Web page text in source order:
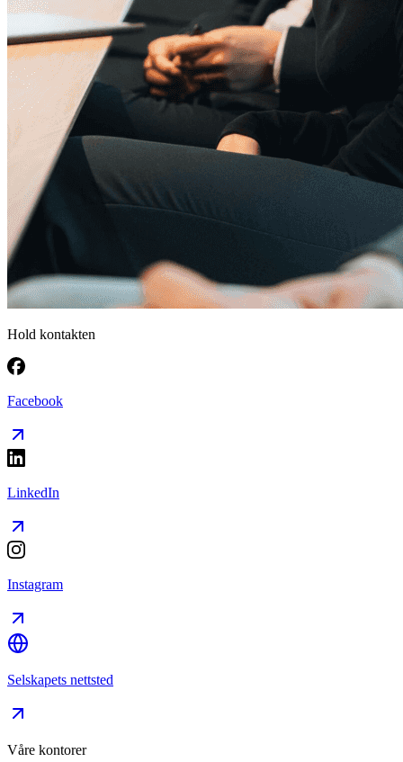
Hold kontakten
Facebook
LinkedIn
Instagram
Selskapets nettsted
Våre kontorer